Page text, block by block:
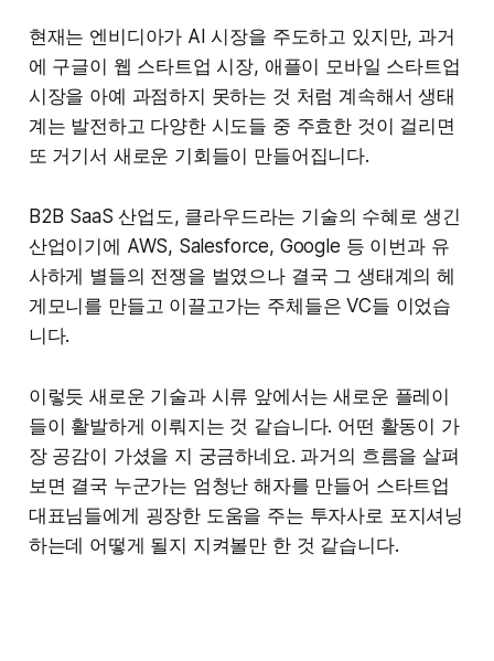
현재는 엔비디아가 AI 시장을 주도하고 있지만, 과거
에 구글이 웹 스타트업 시장, 애플이 모바일 스타트업
시장을 아예 과점하지 못하는 것 처럼 계속해서 생태
계는 발전하고 다양한 시도들 중 주효한 것이 걸리면
또 거기서 새로운 기회들이 만들어집니다.
B2B SaaS 산업도, 클라우드라는 기술의 수혜로 생긴
산업이기에 AWS, Salesforce, Google 등 이번과 유
사하게 별들의 전쟁을 벌였으나 결국 그 생태계의 헤
게모니를 만들고 이끌고가는 주체들은 VC들 이었습
니다.
이렇듯 새로운 기술과 시류 앞에서는 새로운 플레이
들이 활발하게 이뤄지는 것 같습니다. 어떤 활동이 가
장 공감이 가셨을 지 궁금하네요. 과거의 흐름을 살펴
보면 결국 누군가는 엄청난 해자를 만들어 스타트업
대표님들에게 굉장한 도움을 주는 투자사로 포지셔닝
하는데 어떻게 될지 지켜볼만 한 것 같습니다.